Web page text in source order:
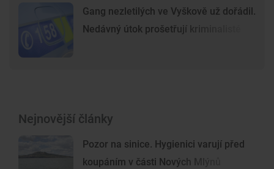
Gang nezletilých ve Vyškově už dořádil.
Nedávný útok prošetřují kriminalisté
Nejnovější články
Pozor na sinice. Hygienici varují před
koupáním v části Nových Mlýnů